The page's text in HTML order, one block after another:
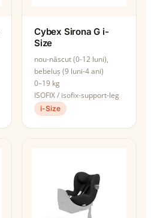
Cybex Sirona G i-
Size
nou-născut (0-12 luni),
bebeluș (9 luni-4 ani)
0–19 kg
ISOFIX / isofix-support-leg
i-Size